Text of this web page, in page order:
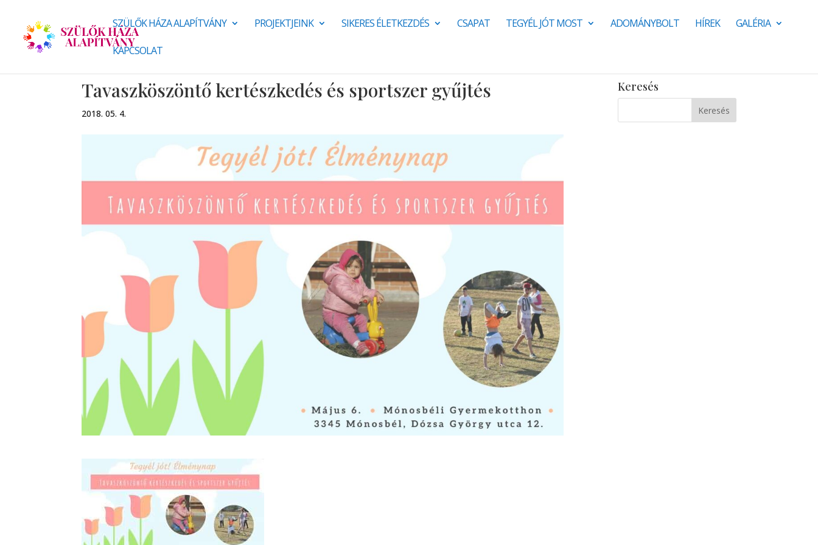
SZÜLŐK HÁZA ALAPÍTVÁNY PROJEKTJEINK SIKERES ÉLETKEZDÉS CSAPAT TEGYÉL JÓT MOST ADOMÁNYBOLT HÍREK GALÉRIA
KAPCSOLAT
Tavaszköszöntő kertészkedés és sportszer gyűjtés
2018. 05. 4.
Keresés